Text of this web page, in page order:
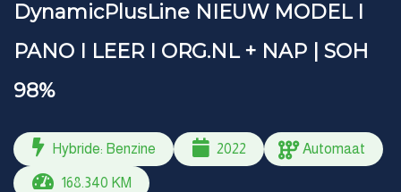
DynamicPlusLine NIEUW MODEL I
PANO I LEER I ORG.NL + NAP | SOH
98%
Hybride: Benzine 2022 Automaat
168.340 KM